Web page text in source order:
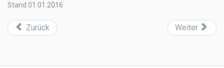
Stand 01.01.2016
Zurück Weiter